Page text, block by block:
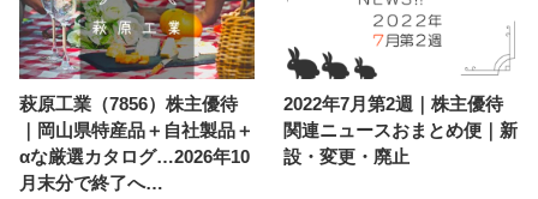
萩原工業（7856）株主優待
｜岡山県特産品＋自社製品＋
αな厳選カタログ…2026年10
月末分で終了へ…
2022年7月第2週｜株主優待
関連ニュースおまとめ便｜新
設・変更・廃止